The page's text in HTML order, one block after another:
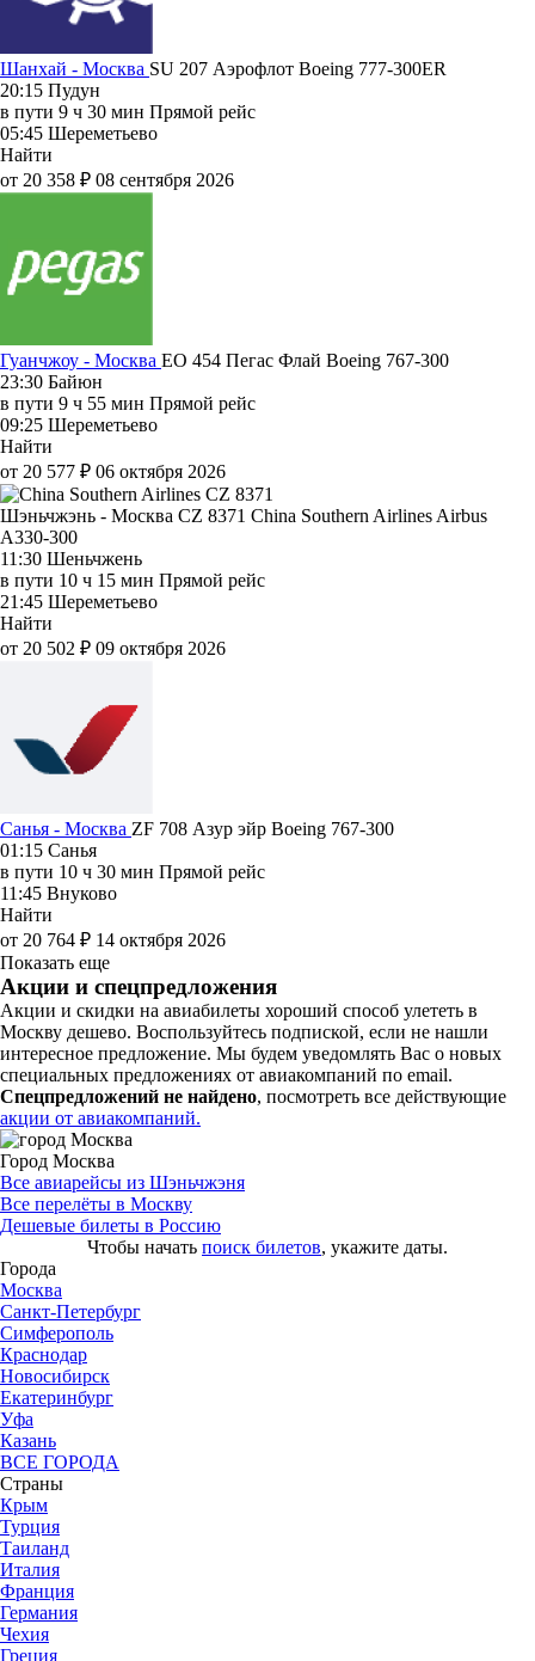
Шанхай - Москва SU 207 Аэрофлот Boeing 777-300ER
20:15 Пудун
в пути 9 ч 30 мин Прямой рейс
05:45 Шереметьево
Найти
от 20 358 ₽ 08 сентября 2026
Гуанчжоу - Москва EO 454 Пегас Флай Boeing 767-300
23:30 Байюн
в пути 9 ч 55 мин Прямой рейс
09:25 Шереметьево
Найти
от 20 577 ₽ 06 октября 2026
Шэньчжэнь - Москва CZ 8371 China Southern Airlines Airbus
A330-300
11:30 Шеньчжень
в пути 10 ч 15 мин Прямой рейс
21:45 Шереметьево
Найти
от 20 502 ₽ 09 октября 2026
Санья - Москва ZF 708 Азур эйр Boeing 767-300
01:15 Санья
в пути 10 ч 30 мин Прямой рейс
11:45 Внуково
Найти
от 20 764 ₽ 14 октября 2026
Показать еще
Акции и спецпредложения
Акции и скидки на авиабилеты хороший способ улететь в
Москву дешево. Воспользуйтесь подпиской, если не нашли
интересное предложение. Мы будем уведомлять Вас о новых
специальных предложениях от авиакомпаний по email.
Спецпредложений не найдено, посмотреть все действующие
акции от авиакомпаний.
Город Москва
Все авиарейсы из Шэньчжэня
Все перелёты в Москву
Дешевые билеты в Россию
Чтобы начать поиск билетов, укажите даты.
Города
Москва
Санкт-Петербург
Симферополь
Краснодар
Новосибирск
Екатеринбург
Уфа
Казань
ВСЕ ГОРОДА
Страны
Крым
Турция
Таиланд
Италия
Франция
Германия
Чехия
Греция